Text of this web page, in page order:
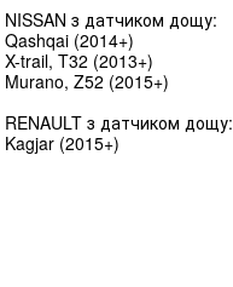
NISSAN з датчиком дощу:
Qashqai (2014+)
X-trail, T32 (2013+)
Murano, Z52 (2015+)
RENAULT з датчиком дощу:
Kagjar (2015+)